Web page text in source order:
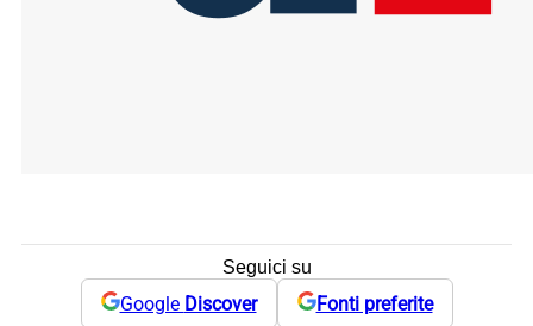
Seguici su
Google Discover Fonti preferite